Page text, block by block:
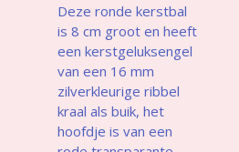
Deze ronde kerstbal
is 8 cm groot en heeft
een kerstgeluksengel
van een 16 mm
zilverkleurige ribbel
kraal als buik, het
hoofdje is van een